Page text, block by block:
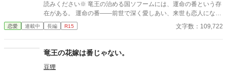
読みください※ 竜王の治める国ソフームには、運命の番という存
在がある。 運命の番――前世で深く愛しあい、来世も恋人になろ
うと誓い合った相手のことをさす。特に竜王にとっての「運命の
番」は特別で、国に繁栄を与える存在でもある。 「ロイゼ、君は
王にそう告げられた、ロイゼ・イーデン。しかし、ロイゼは、知
っていた。 ロイゼこそが、竜王の『運命の番』だと。 「エルマ、
私の愛しい番」 けれどそれを知らない竜王は、今日もロイゼの親
恋愛 連載中 長編 R15 文字数：109,722
竜王の花嫁は番じゃない。
豆狸